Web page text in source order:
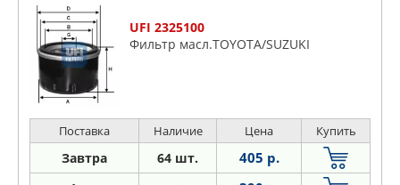
UFI 2325100
Фильтр масл.TOYOTA/SUZUKI
Поставка Наличие Цена Купить
Завтра 64 шт. 405 р.